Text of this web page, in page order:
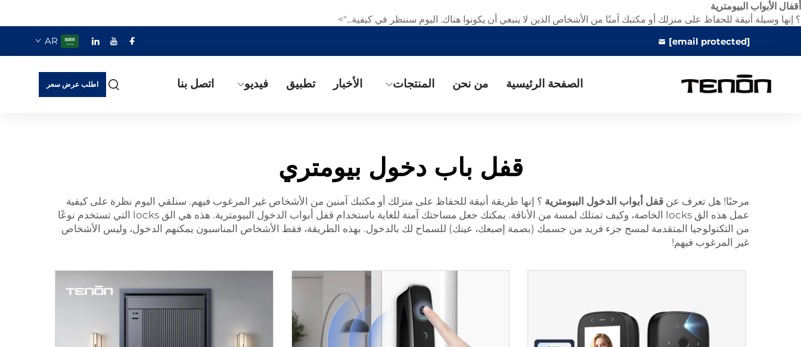
أقفال الأبواب البيومترية
؟ إنها وسيلة أنيقة للحفاظ على منزلك أو مكتبك آمنًا من الأشخاص الذين لا ينبغي أن يكونوا هناك. اليوم سننظر في كيفية...">
[email protected]
AR
الصفحة الرئيسية من نحن المنتجات الأخبار تطبيق فيديو اتصل بنا اطلب عرض سعر
قفل باب دخول بيومتري
مرحبًا! هل تعرف عن قفل أبواب الدخول البيومترية ؟ إنها طريقة أنيقة للحفاظ على منزلك أو مكتبك آمنين من الأشخاص غير المرغوب فيهم. سنلقي اليوم نظرة على كيفية
عمل هذه الق locks الخاصة، وكيف تمتلك لمسة من الأناقة. يمكنك جعل مساحتك آمنة للغاية باستخدام قفل أبواب الدخول البيومترية. هذه هي الق locks التي تستخدم نوعًا
من التكنولوجيا المتقدمة لمسح جزء فريد من جسمك (بصمة إصبعك، عينك) للسماح لك بالدخول. بهذه الطريقة، فقط الأشخاص المناسبون يمكنهم الدخول، وليس الأشخاص
غير المرغوب فيهم!